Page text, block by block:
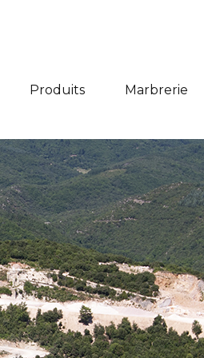
Produits Marbrerie